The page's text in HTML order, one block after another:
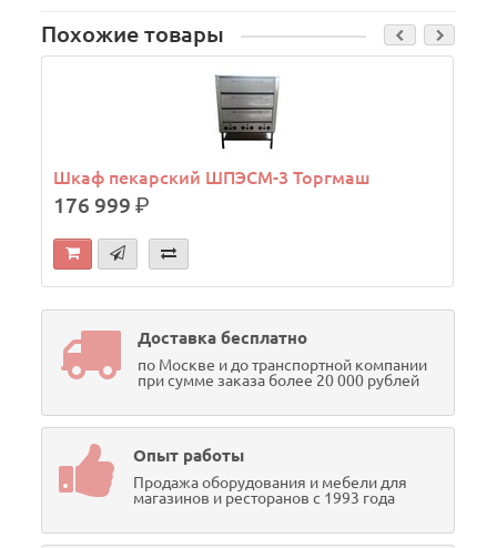
Похожие товары
Шкаф пекарский ШПЭСМ-3 Торгмаш
176 999р.
Доставка бесплатно
по Москве и до транспортной компании
при сумме заказа более 20 000 рублей
Опыт работы
Продажа оборудования и мебели для
магазинов и ресторанов с 1993 года